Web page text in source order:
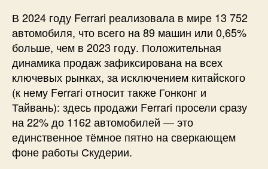
В 2024 году Ferrari реализовала в мире 13 752
автомобиля, что всего на 89 машин или 0,65%
больше, чем в 2023 году. Положительная
динамика продаж зафиксирована на всех
ключевых рынках, за исключением китайского
(к нему Ferrari относит также Гонконг и
Тайвань): здесь продажи Ferrari просели сразу
на 22% до 1162 автомобилей — это
единственное тёмное пятно на сверкающем
фоне работы Скудерии.